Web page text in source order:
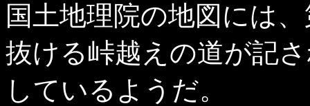
国土地理院の地図には
抜ける峠越えの道が記
しているようだ。